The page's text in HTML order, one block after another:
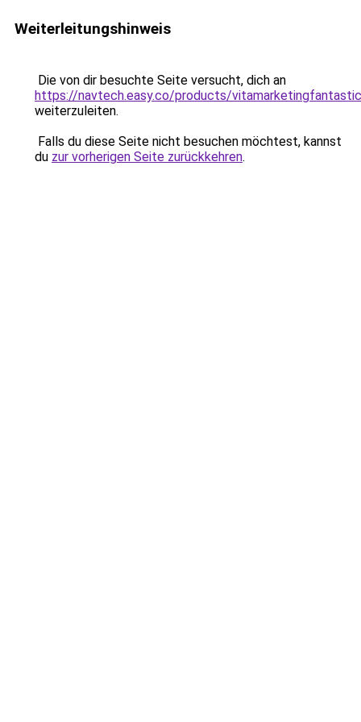
Weiterleitungshinweis
Die von dir besuchte Seite versucht, dich an
https://navtech.easy.co/products/
weiterzuleiten.
Falls du diese Seite nicht besuchen möchtest, kannst
du zur vorherigen Seite zurückkehren.